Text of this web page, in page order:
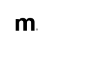
contenuto